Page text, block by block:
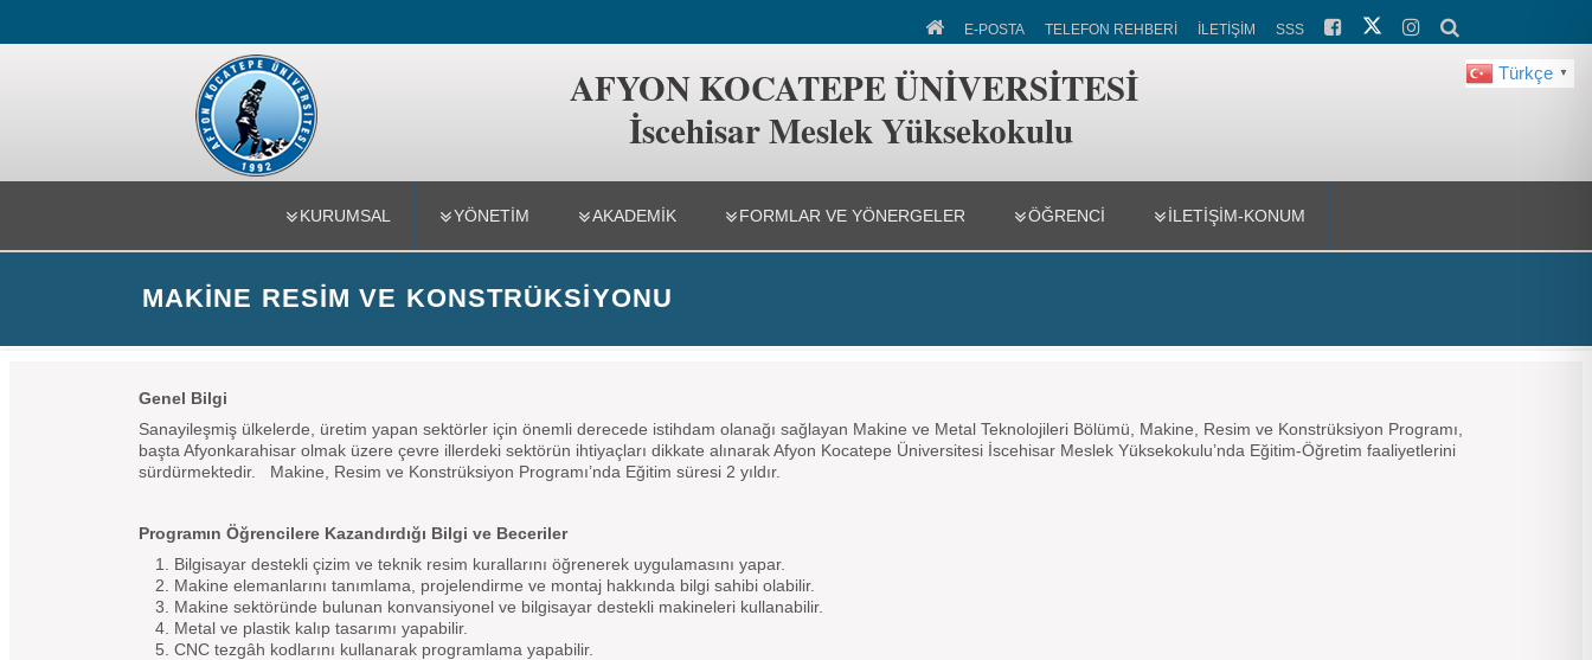
İscehisar Meslek Yüksekokulu
Türkçe ▼
E-POSTA TELEFON REHBERİ İLETİŞİM SSS
AFYON KOCATEPE ÜNİVERSİTESİ
İscehisar Meslek Yüksekokulu
KURUMSAL YÖNETİM AKADEMİK FORMLAR VE YÖNERGELER ÖĞRENCİ İLETİŞİM-KONUM
MAKINE RESIM VE KONSTRÜKSIYONU
Genel Bilgi
Sanayileşmiş ülkelerde, üretim yapan sektörler için önemli derecede istihdam olanağı sağlayan Makine ve Metal Teknolojileri Bölümü, Makine, Resim ve Konstrüksiyon Programı,
başta Afyonkarahisar olmak üzere çevre illerdeki sektörün ihtiyaçları dikkate alınarak Afyon Kocatepe Üniversitesi İscehisar Meslek Yüksekokulu’nda Eğitim-Öğretim faaliyetlerini
sürdürmektedir. Makine, Resim ve Konstrüksiyon Programı’nda Eğitim süresi 2 yıldır.
Programın Öğrencilere Kazandırdığı Bilgi ve Beceriler
Bilgisayar destekli çizim ve teknik resim kurallarını öğrenerek uygulamasını yapar.
Makine elemanlarını tanımlama, projelendirme ve montaj hakkında bilgi sahibi olabilir.
Makine sektöründe bulunan konvansiyonel ve bilgisayar destekli makineleri kullanabilir.
Metal ve plastik kalıp tasarımı yapabilir.
CNC tezgâh kodlarını kullanarak programlama yapabilir.